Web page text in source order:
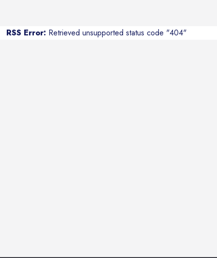
RSS Error: Retrieved unsupported status code "404"